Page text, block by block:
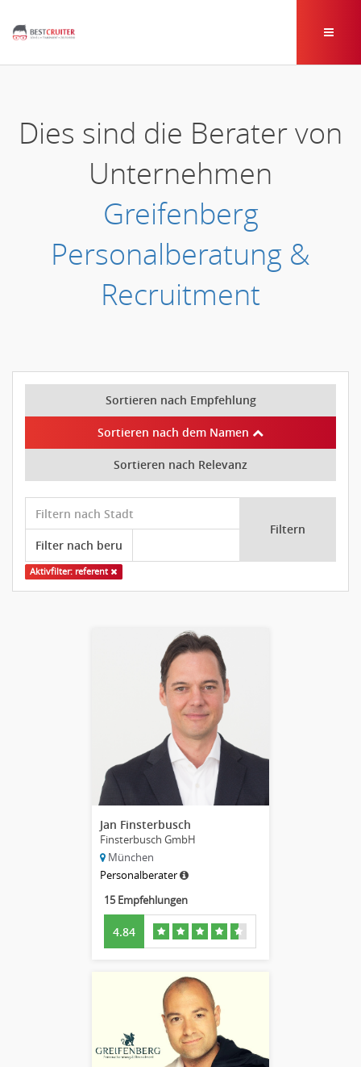
Dies sind die Berater von
Unternehmen
Greifenberg
Personalberatung &
Recruitment
Sortieren nach Empfehlung
Sortieren nach dem Namen
Sortieren nach Relevanz
Filtern
Aktivfilter: referent
Jan Finsterbusch
Finsterbusch GmbH
München
Personalberater
15 Empfehlungen
4.84